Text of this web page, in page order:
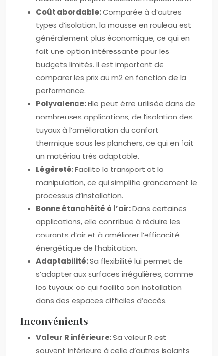
Coût abordable:Comparée à d’autres
types d’isolation, la mousse en rouleau est
généralement plus économique, ce qui en
fait une option intéressante pour les
budgets limités. Il est important de
comparer les prix au m2 en fonction de la
performance.
Polyvalence:Elle peut être utilisée dans de
nombreuses applications, de l’isolation des
tuyaux à l’amélioration du confort
thermique sous les planchers, ce qui en fait
un matériau très adaptable.
Légèreté:Facilite le transport et la
manipulation, ce qui simplifie grandement le
processus d’installation.
Bonne étanchéité à l’air:Dans certaines
applications, elle contribue à réduire les
courants d’air et à améliorer l’efficacité
énergétique de l’habitation.
Adaptabilité:Sa flexibilité lui permet de
s’adapter aux surfaces irrégulières, comme
les tuyaux, ce qui facilite son installation
dans des espaces difficiles d’accès.
Inconvénients
Valeur R inférieure:Sa valeur R est
souvent inférieure à celle d’autres isolants